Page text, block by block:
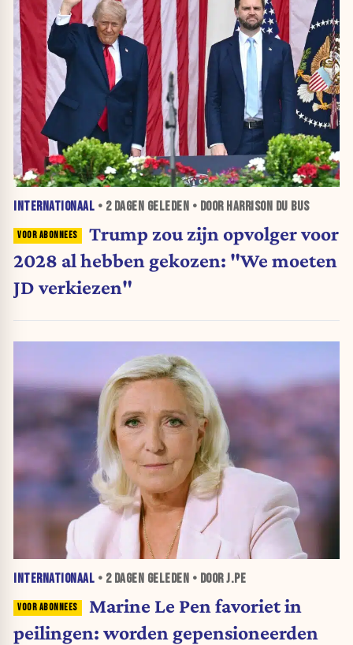
INTERNATIONAAL • 2 DAGEN GELEDEN • DOOR HARRISON DU BUS
Trump zou zijn opvolger voor
2028 al hebben gekozen: "We moeten
JD verkiezen"
INTERNATIONAAL • 2 DAGEN GELEDEN • DOOR J.PE
Marine Le Pen favoriet in
peilingen: worden gepensioneerden